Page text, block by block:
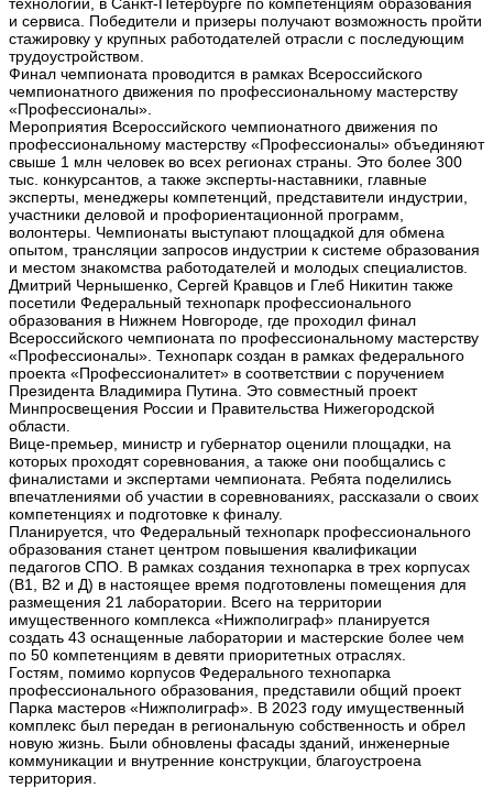
и сервиса. Победители и призеры получают возможность пройти
стажировку у крупных работодателей отрасли с последующим
трудоустройством.
Финал чемпионата проводится в рамках Всероссийского
чемпионатного движения по профессиональному мастерству
«Профессионалы».
Мероприятия Всероссийского чемпионатного движения по
профессиональному мастерству «Профессионалы» объединяют
свыше 1 млн человек во всех регионах страны. Это более 300
тыс. конкурсантов, а также эксперты-наставники, главные
эксперты, менеджеры компетенций, представители индустрии,
участники деловой и профориентационной программ,
волонтеры. Чемпионаты выступают площадкой для обмена
опытом, трансляции запросов индустрии к системе образования
и местом знакомства работодателей и молодых специалистов.
Дмитрий Чернышенко, Сергей Кравцов и Глеб Никитин также
посетили Федеральный технопарк профессионального
образования в Нижнем Новгороде, где проходил финал
Всероссийского чемпионата по профессиональному мастерству
«Профессионалы». Технопарк создан в рамках федерального
проекта «Профессионалитет» в соответствии с поручением
Президента Владимира Путина. Это совместный проект
Минпросвещения России и Правительства Нижегородской
области.
Вице-премьер, министр и губернатор оценили площадки, на
которых проходят соревнования, а также они пообщались с
финалистами и экспертами чемпионата. Ребята поделились
впечатлениями об участии в соревнованиях, рассказали о своих
компетенциях и подготовке к финалу.
Планируется, что Федеральный технопарк профессионального
образования станет центром повышения квалификации
педагогов СПО. В рамках создания технопарка в трех корпусах
(В1, В2 и Д) в настоящее время подготовлены помещения для
размещения 21 лаборатории. Всего на территории
имущественного комплекса «Нижполиграф» планируется
создать 43 оснащенные лаборатории и мастерские более чем
по 50 компетенциям в девяти приоритетных отраслях.
Гостям, помимо корпусов Федерального технопарка
профессионального образования, представили общий проект
Парка мастеров «Нижполиграф». В 2023 году имущественный
комплекс был передан в региональную собственность и обрел
новую жизнь. Были обновлены фасады зданий, инженерные
коммуникации и внутренние конструкции, благоустроена
территория.